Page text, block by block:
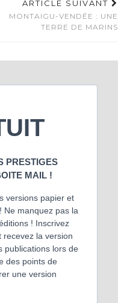
ARTICLE SUIVANT
MONTAIGU-VENDÉE : UNE
TERRE DE MARINS